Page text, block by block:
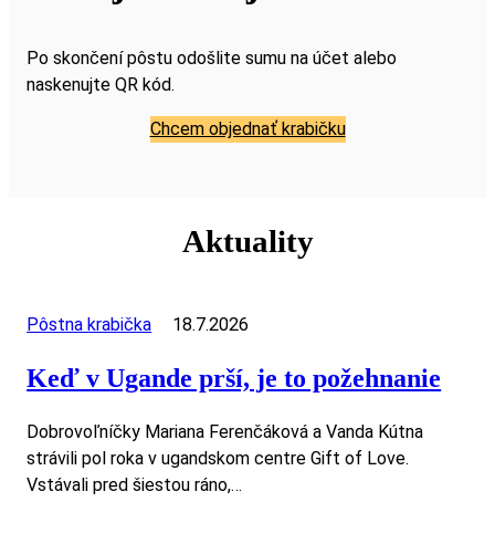
Po skončení pôstu odošlite sumu na účet alebo
naskenujte QR kód.
Chcem objednať krabičku
Aktuality
Pôstna krabička 18.7.2026
Keď v Ugande prší, je to požehnanie
Dobrovoľníčky Mariana Ferenčáková a Vanda Kútna
strávili pol roka v ugandskom centre Gift of Love.
Vstávali pred šiestou ráno,…